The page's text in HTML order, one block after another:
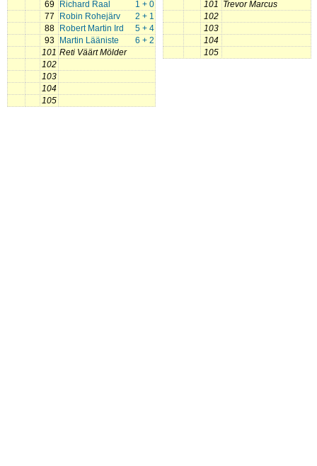
69
1 + 0
Richard Raal
77
2 + 1
Robin Rohejärv
88
5 + 4
Robert Martin Ird
93
6 + 2
Martin Lääniste
101 Reti Väärt Mölder
102
103
104
105
101 Trevor Marcus
102
103
104
105